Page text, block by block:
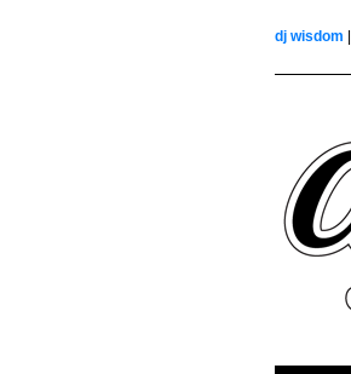
dj wisdom